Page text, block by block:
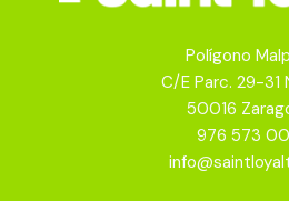
Polígono
C/E Parc. 29-31
50016
976 573